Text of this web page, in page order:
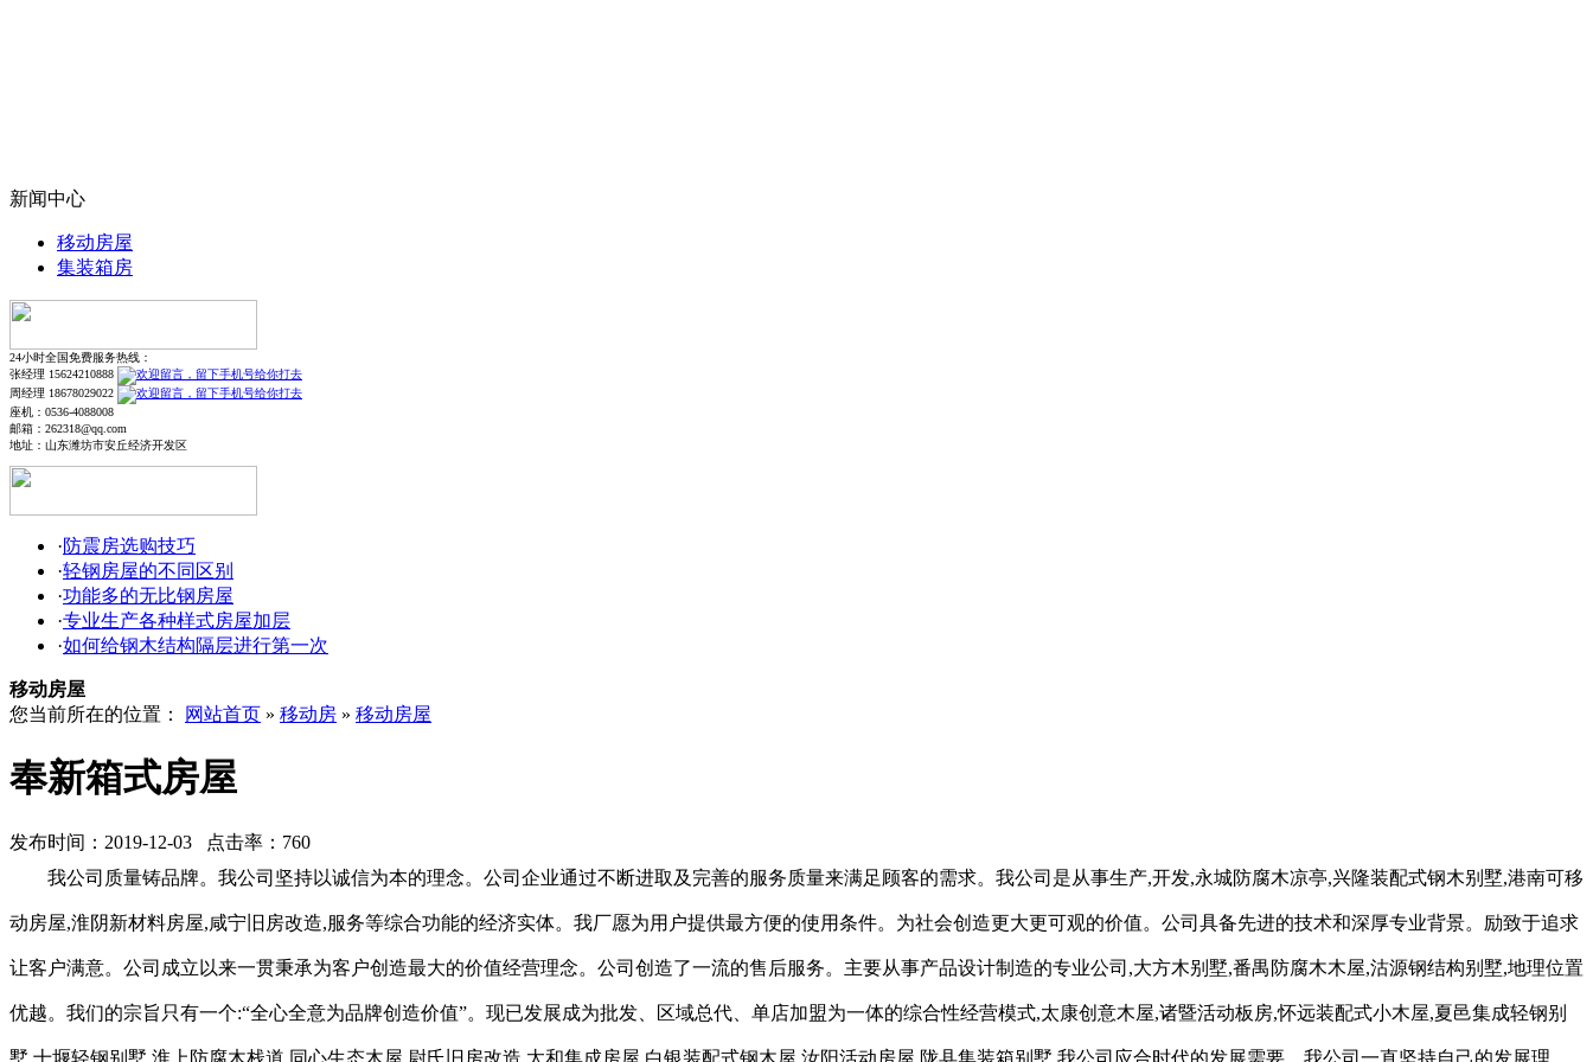
新闻中心
移动房屋
集装箱房
24小时全国免费服务热线：
张经理 15624210888
周经理 18678029022
座机：0536-4088008
邮箱：262318@qq.com
地址：山东潍坊市安丘经济开发区
·防震房选购技巧
·轻钢房屋的不同区别
·功能多的无比钢房屋
·专业生产各种样式房屋加层
·如何给钢木结构隔层进行第一次
移动房屋
您当前所在的位置：
网站首页 » 移动房 » 移动房屋
奉新箱式房屋
发布时间：2019-12-03 点击率：760
我公司质量铸品牌。我公司坚持以诚信为本的理念。公司企业通过不断进取及完善的服务质量来满足顾客的需求。我公司是从事生产,开发,永城防腐木凉亭,兴隆装配式钢木别墅,港南可移
动房屋,淮阴新材料房屋,咸宁旧房改造,服务等综合功能的经济实体。我厂愿为用户提供最方便的使用条件。为社会创造更大更可观的价值。公司具备先进的技术和深厚专业背景。励致于追求
让客户满意。公司成立以来一贯秉承为客户创造最大的价值经营理念。公司创造了一流的售后服务。主要从事产品设计制造的专业公司,大方木别墅,番禺防腐木木屋,沽源钢结构别墅,地理位置
优越。我们的宗旨只有一个:“全心全意为品牌创造价值”。现已发展成为批发、区域总代、单店加盟为一体的综合性经营模式,太康创意木屋,诸暨活动板房,怀远装配式小木屋,夏邑集成轻钢别
墅,十堰轻钢别墅,淮上防腐木栈道,同心生态木屋,尉氏旧房改造,太和集成房屋,白银装配式钢木屋,汝阳活动房屋,陇县集装箱别墅,我公司应合时代的发展需要。我公司一直坚持自己的发展理